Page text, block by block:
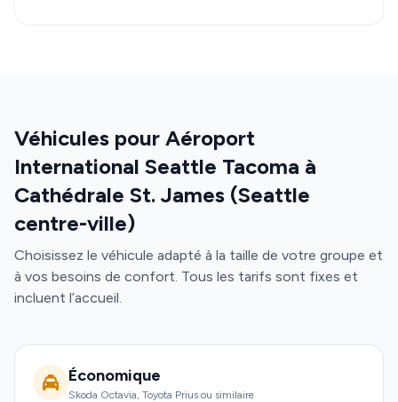
Véhicules pour Aéroport
International Seattle Tacoma à
Cathédrale St. James (Seattle
centre-ville)
Choisissez le véhicule adapté à la taille de votre groupe et
à vos besoins de confort. Tous les tarifs sont fixes et
incluent l’accueil.
Économique
Skoda Octavia, Toyota Prius ou similaire